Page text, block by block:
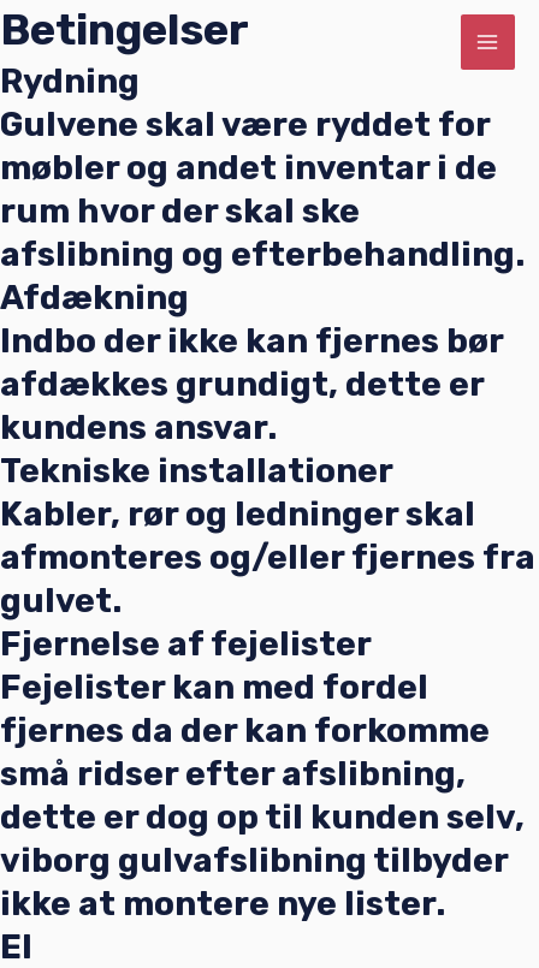
Gå
indholdet
Betingelser
Rydning
Gulvene skal være ryddet for
møbler og andet inventar i de
rum hvor der skal ske
afslibning og efterbehandling.
Afdækning
Indbo der ikke kan fjernes bør
afdækkes grundigt, dette er
kundens ansvar.
Tekniske installationer
Kabler, rør og ledninger skal
afmonteres og/eller fjernes fra
gulvet.
Fjernelse af fejelister
Fejelister kan med fordel
fjernes da der kan forkomme
små ridser efter afslibning,
dette er dog op til kunden selv,
viborg gulvafslibning tilbyder
ikke at montere nye lister.
El